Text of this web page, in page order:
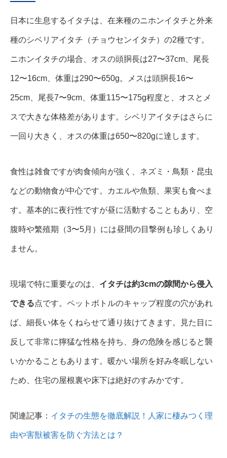
日本に生息するイタチは、在来種のニホンイタチと外来
種のシベリアイタチ（チョウセンイタチ）の2種です。
ニホンイタチの場合、オスの頭胴長は27〜37cm、尾長
12〜16cm、体重は290〜650g。メスは頭胴長16〜
25cm、尾長7〜9cm、体重115〜175g程度と、オスとメ
スで大きな体格差があります。シベリアイタチはさらに
一回り大きく、オスの体重は650〜820gに達します。
食性は雑食ですが肉食傾向が強く、ネズミ・鳥類・昆虫
などの動物食が中心です。カエルや魚類、果実も食べま
す。基本的に夜行性ですが昼に活動することもあり、空
腹時や繁殖期（3〜5月）には昼間の目撃例も珍しくあり
ません。
現場で特に重要なのは、 イタチは約3cmの隙間から侵入
できる点です。ペットボトルのキャップ程度の穴があれ
ば、細長い体をくねらせて通り抜けてきます。見た目に
反して非常に獰猛な性格を持ち、身の危険を感じると襲
いかかることもあります。暖かい場所を好み冬眠しない
ため、住宅の屋根裏や床下は絶好のすみかです。
関連記事： イタチの生態を徹底解説！人家に棲みつく理
由や害獣被害を防ぐ方法とは？